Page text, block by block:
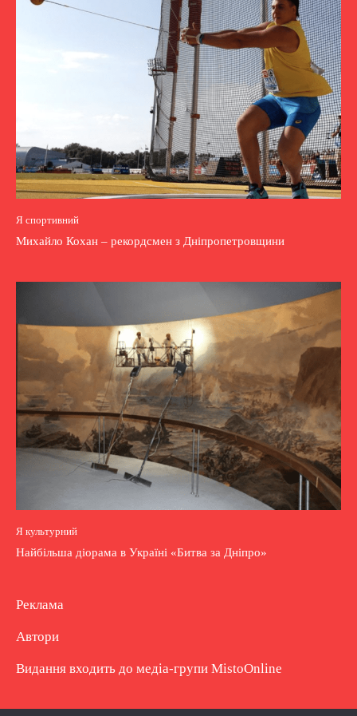
Я спортивний
Михайло Кохан – рекордсмен з Дніпропетровщини
Я культурний
Найбільша діорама в Україні «Битва за Дніпро»
Реклама
Автори
Видання входить до медіа-групи MistoOnline